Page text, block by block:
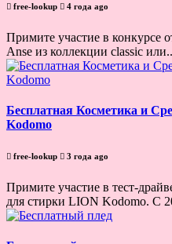
free-lookup 4 года ago
Примите участие в конкурсе
Anse из коллекции classic
Бесплатная Косметика и
Kodomo
free-lookup 3 года ago
Примите участие в тест-
для стирки LION Kodomo. С